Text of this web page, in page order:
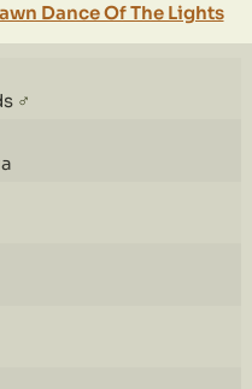
Dance Of The Lights
♂